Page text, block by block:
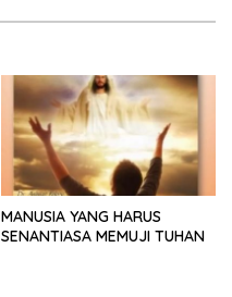
MANUSIA YANG HARUS
SENANTIASA MEMUJI TUHAN